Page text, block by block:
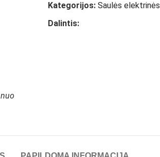
Kategorijos: Saulės elektrinės
Dalintis: